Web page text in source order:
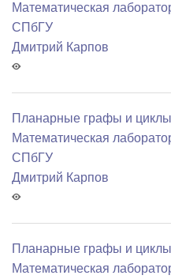
Математичеcкая
СПбГУ
Дмитрий Карпов
Планарные графы и
Математичеcкая
СПбГУ
Дмитрий Карпов
Планарные графы и
Математичеcкая